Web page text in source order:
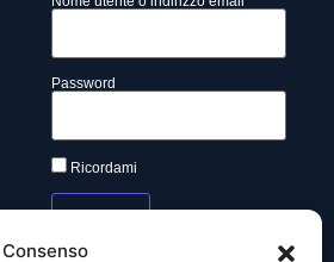
Password
Ricordami